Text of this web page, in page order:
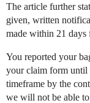
The article further
given, written
made within 21 days
You reported your
your claim form until
timeframe by the
we will not be able